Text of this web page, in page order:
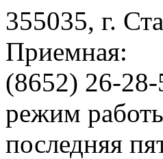
355035, г.
Приемная:
(8652) 26-28-
режим
последняя